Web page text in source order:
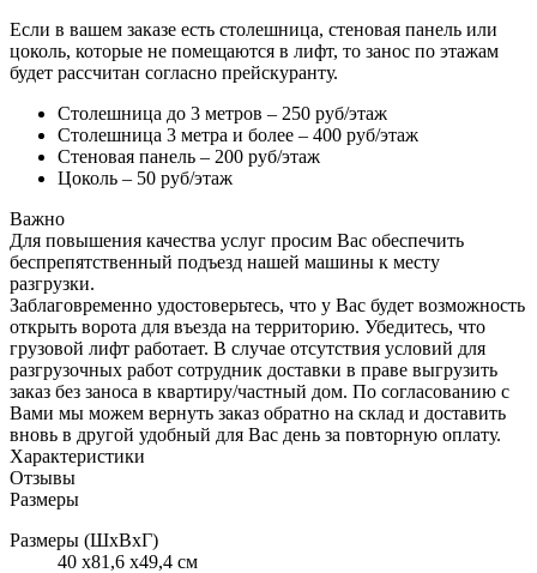
Если в вашем заказе есть столешница, стеновая панель или
цоколь, которые не помещаются в лифт, то занос по этажам
будет рассчитан согласно прейскуранту.
Столешница до 3 метров – 250 руб/этаж
Столешница 3 метра и более – 400 руб/этаж
Стеновая панель – 200 руб/этаж
Цоколь – 50 руб/этаж
Важно
Для повышения качества услуг просим Вас обеспечить
беспрепятственный подъезд нашей машины к месту
разгрузки.
Заблаговременно удостоверьтесь, что у Вас будет возможность
открыть ворота для въезда на территорию. Убедитесь, что
грузовой лифт работает. В случае отсутствия условий для
разгрузочных работ сотрудник доставки в праве выгрузить
заказ без заноса в квартиру/частный дом. По согласованию с
Вами мы можем вернуть заказ обратно на склад и доставить
вновь в другой удобный для Вас день за повторную оплату.
Характеристики
Отзывы
Размеры
Размеры (ШхВхГ)
40 x81,6 x49,4 см